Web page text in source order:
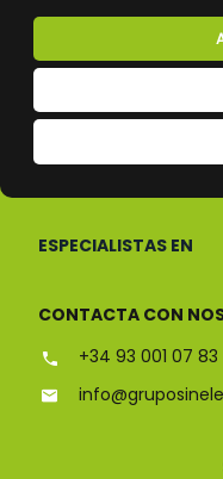
ESPECIALISTAS EN
CONTACTA CON
+34 93 001 07 83